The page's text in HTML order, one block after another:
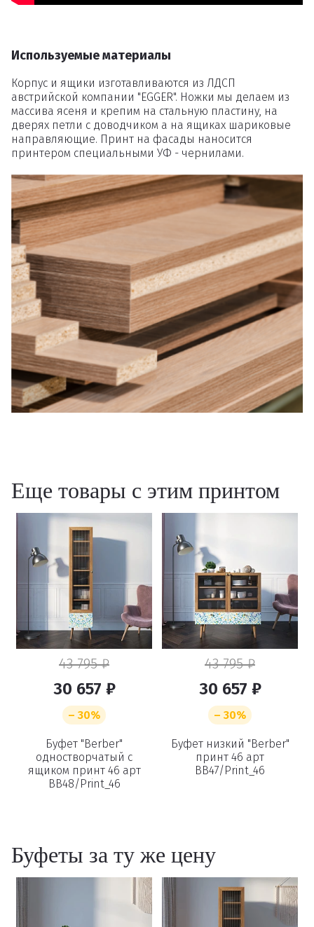
Используемые материалы
Корпус и ящики изготавливаются из ЛДСП
австрийской компании "EGGER". Ножки мы делаем из
массива ясеня и крепим на стальную пластину, на
дверях петли с доводчиком а на ящиках шариковые
направляющие. Принт на фасады наносится
принтером специальными УФ - чернилами.
Еще товары с этим принтом
43 795 ₽
30 657 ₽
– 30%
Буфет "Berber"
одностворчатый с
ящиком принт 46 арт
BB48/Print_46
43 795 ₽
30 657 ₽
– 30%
Буфет низкий "Berber"
принт 46 арт
BB47/Print_46
Буфеты за ту же цену
товаров
Вы точно хотите удалить
товар из корзины?
Удалить